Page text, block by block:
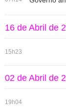
16 de Abril de
15h23
02 de Abril de
19h04